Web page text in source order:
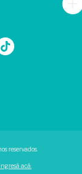
reservados.
ingresá acá.